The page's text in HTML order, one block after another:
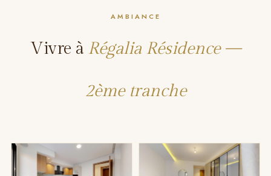
AMBIANCE
Vivre à Régalia Résidence —
2ème tranche